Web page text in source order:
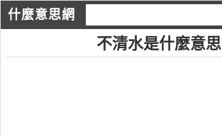
什麼意思網
不清水是什麼意思